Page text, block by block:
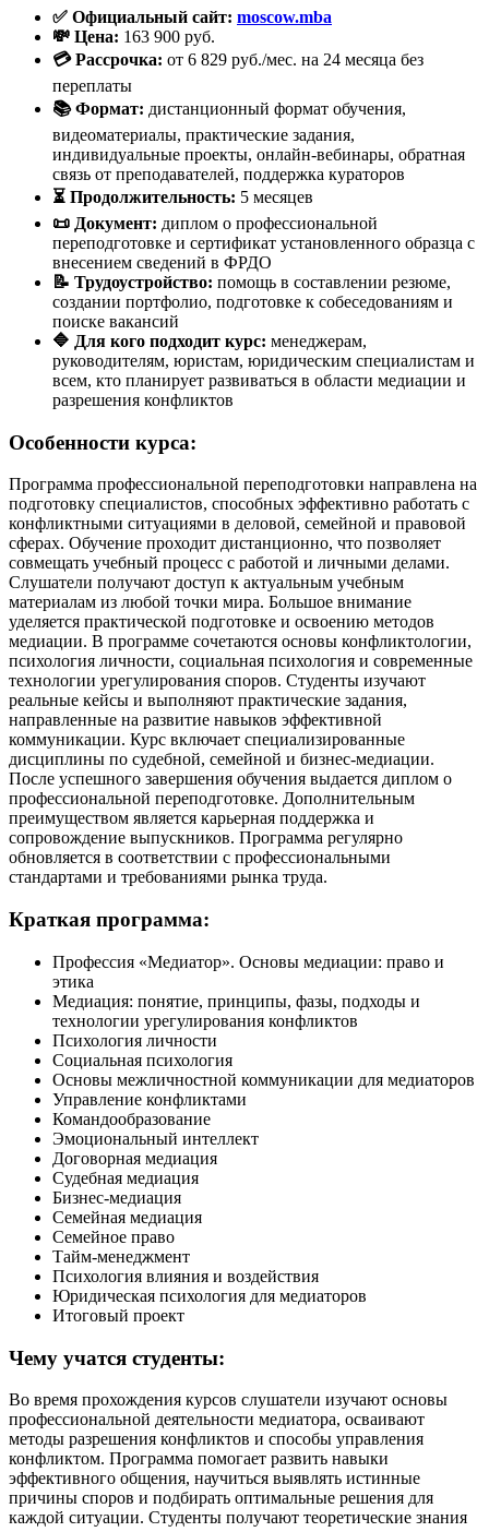
✅ Официальный сайт: moscow.mba
💸 Цена: 163 900 руб.
💳 Рассрочка: от 6 829 руб./мес. на 24 месяца без
переплаты
📚 Формат: дистанционный формат обучения,
видеоматериалы, практические задания,
индивидуальные проекты, онлайн-вебинары, обратная
связь от преподавателей, поддержка кураторов
⏳ Продолжительность: 5 месяцев
📜 Документ: диплом о профессиональной
переподготовке и сертификат установленного образца с
внесением сведений в ФРДО
📝 Трудоустройство: помощь в составлении резюме,
создании портфолио, подготовке к собеседованиям и
поиске вакансий
🔷 Для кого подходит курс: менеджерам,
руководителям, юристам, юридическим специалистам и
всем, кто планирует развиваться в области медиации и
разрешения конфликтов
Особенности курса:
Программа профессиональной переподготовки направлена на
подготовку специалистов, способных эффективно работать с
конфликтными ситуациями в деловой, семейной и правовой
сферах. Обучение проходит дистанционно, что позволяет
совмещать учебный процесс с работой и личными делами.
Слушатели получают доступ к актуальным учебным
материалам из любой точки мира. Большое внимание
уделяется практической подготовке и освоению методов
медиации. В программе сочетаются основы конфликтологии,
психология личности, социальная психология и современные
технологии урегулирования споров. Студенты изучают
реальные кейсы и выполняют практические задания,
направленные на развитие навыков эффективной
коммуникации. Курс включает специализированные
дисциплины по судебной, семейной и бизнес-медиации.
После успешного завершения обучения выдается диплом о
профессиональной переподготовке. Дополнительным
преимуществом является карьерная поддержка и
сопровождение выпускников. Программа регулярно
обновляется в соответствии с профессиональными
стандартами и требованиями рынка труда.
Краткая программа:
Профессия «Медиатор». Основы медиации: право и
этика
Медиация: понятие, принципы, фазы, подходы и
технологии урегулирования конфликтов
Психология личности
Социальная психология
Основы межличностной коммуникации для медиаторов
Управление конфликтами
Командообразование
Эмоциональный интеллект
Договорная медиация
Судебная медиация
Бизнес-медиация
Семейная медиация
Семейное право
Тайм-менеджмент
Психология влияния и воздействия
Юридическая психология для медиаторов
Итоговый проект
Чему учатся студенты:
Во время прохождения курсов слушатели изучают основы
профессиональной деятельности медиатора, осваивают
методы разрешения конфликтов и способы управления
конфликтом. Программа помогает развить навыки
эффективного общения, научиться выявлять истинные
причины споров и подбирать оптимальные решения для
каждой ситуации. Студенты получают теоретические знания